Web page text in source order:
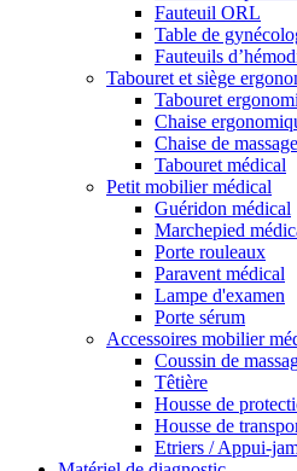
Fauteuil ORL
Table de
Fauteuils
Tabouret et siège
Tabouret
Chaise
Chaise de massage
Tabouret médical
Petit mobilier médical
Guéridon médical
Marchepied
Porte rouleaux
Paravent médical
Lampe d'examen
Porte sérum
Accessoires mobilier
Coussin de
Têtière
Housse de
Housse de
Etriers / Appui-